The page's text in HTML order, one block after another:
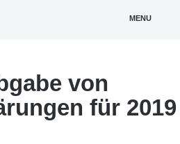
MENU
von
für 2019